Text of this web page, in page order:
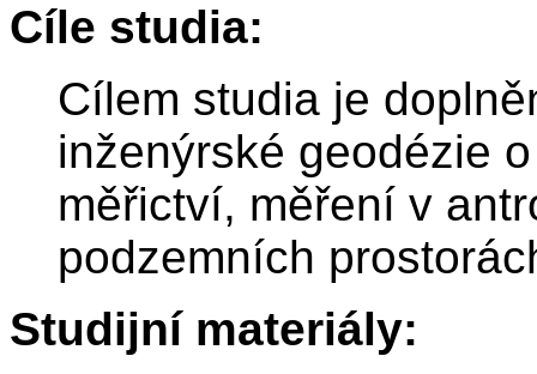
Cíle studia:
Cílem studia je
inženýrské geodézie
měřictví, měření v
podzemních
Studijní materiály: